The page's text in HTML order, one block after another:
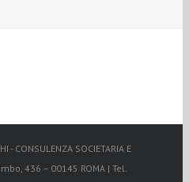
- CONSULENZA SOCIETARIA E
436 – 00145 ROMA | Tel.